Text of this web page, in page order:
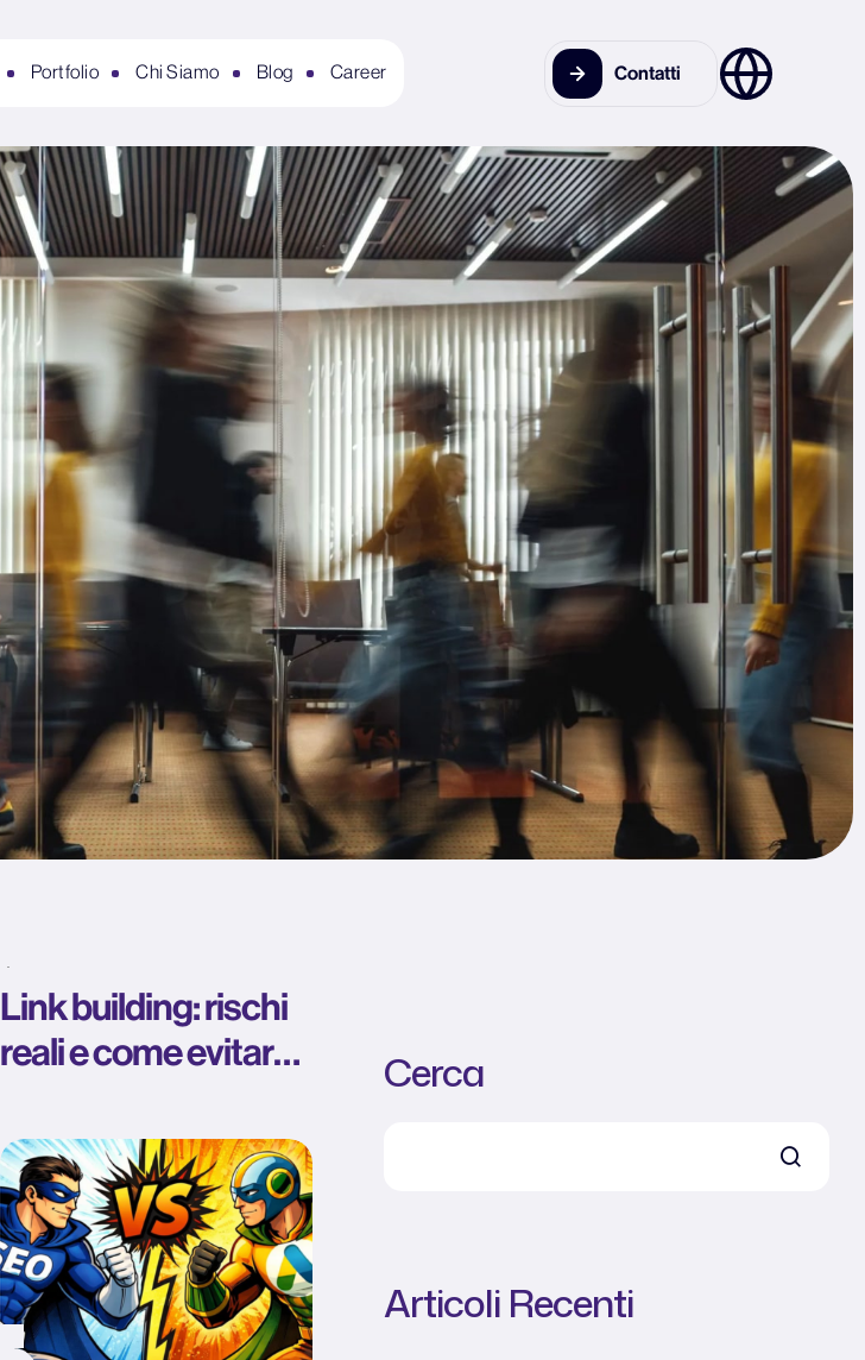
Portfolio Chi Siamo Blog Career Contatti
Link building: rischi
reali e come evitare
Cerca
Articoli Recenti